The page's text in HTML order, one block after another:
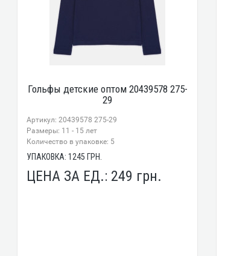
Гольфы детские оптом 20439578 275-
29
Артикул: 20439578 275-29
Размеры: 11 - 15 лет
Количество в упаковке: 5
УПАКОВКА:1245 ГРН.
ЦЕНА ЗА ЕД.: 249 грн.